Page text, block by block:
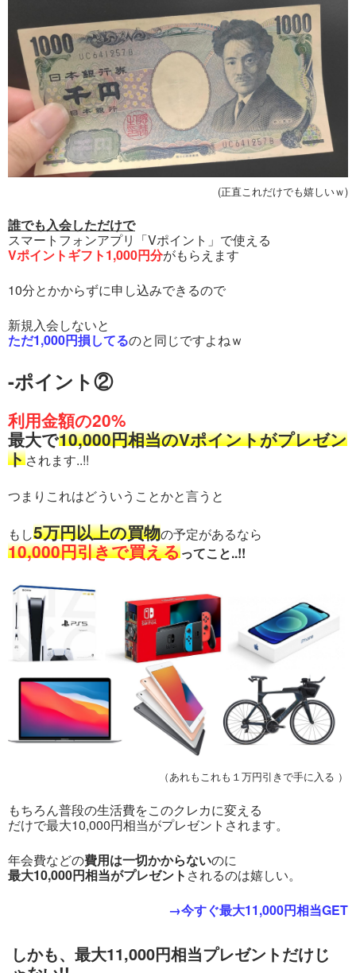
(正直これだけでも嬉しいｗ)
誰でも入会しただけで
スマートフォンアプリ「Vポイント」で使える
Vポイントギフト1,000円分がもらえます
10分とかからずに申し込みできるので
新規入会しないと
ただ1,000円損してるのと同じですよねｗ
-ポイント②
利用金額の20%
最大で10,000円相当のVポイントがプレゼン
トされます..!!
つまりこれはどういうことかと言うと
もし5万円以上の買物の予定があるなら
10,000円引きで買えるってこと..!!
（あれもこれも１万円引きで手に入る ）
もちろん普段の生活費をこのクレカに変える
だけで最大10,000円相当がプレゼントされます。
年会費などの費用は一切かからないのに
最大10,000円相当がプレゼント されるのは嬉しい。
→今すぐ最大11,000円相当GET
しかも、最大11,000円相当プレゼントだけじ